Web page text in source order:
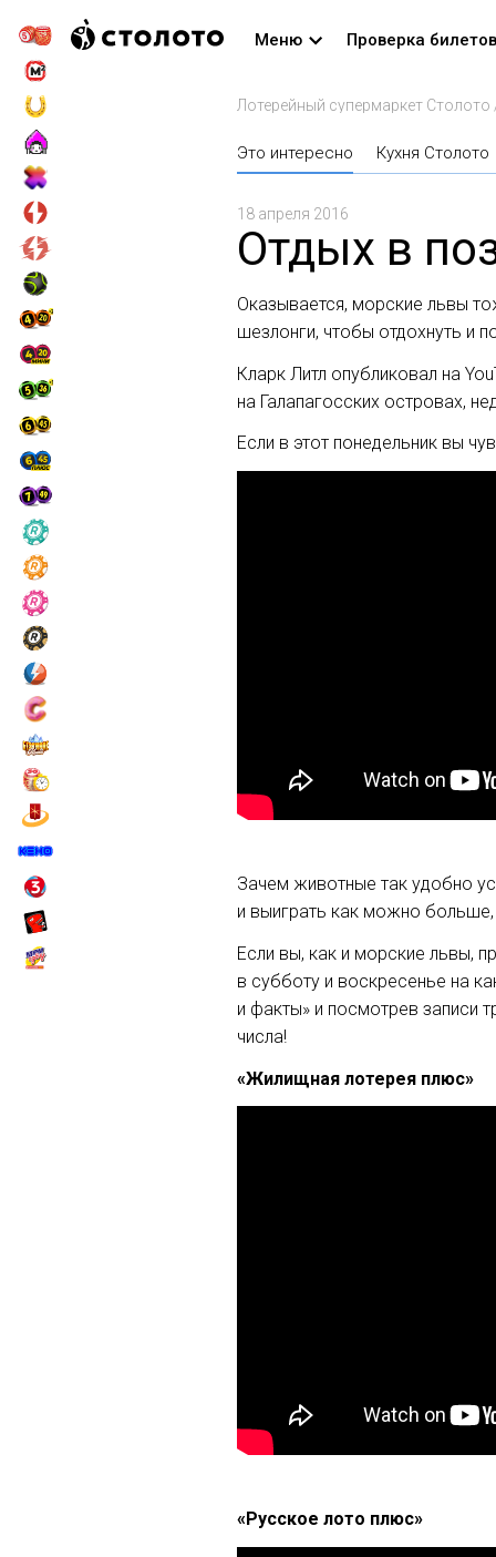
Меню Проверка билетов
Лотерейный супермаркет Столото
Это интересно Кухня Столото
18 апреля 2016
Отдых в
Оказывается, морские львы
шезлонги, чтобы отдохнуть и
Кларк Литл опубликовал на
на Галапагосских островах,
Если в этот понедельник вы
Зачем животные так удобно
и выиграть как можно больше,
Если вы, как и морские львы,
в субботу и воскресенье на
и факты» и посмотрев записи
числа!
«Жилищная лотерея плюс»
«Русское лото плюс»